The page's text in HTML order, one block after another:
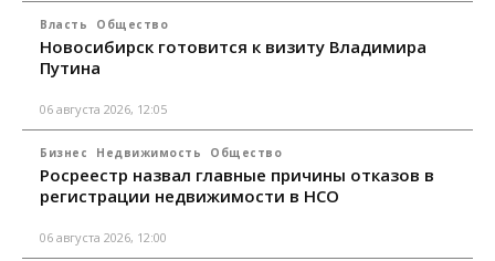
Власть Общество
Новосибирск готовится к визиту Владимира
Путина
06 августа 2026, 12:05
Бизнес Недвижимость Общество
Росреестр назвал главные причины отказов в
регистрации недвижимости в НСО
06 августа 2026, 12:00